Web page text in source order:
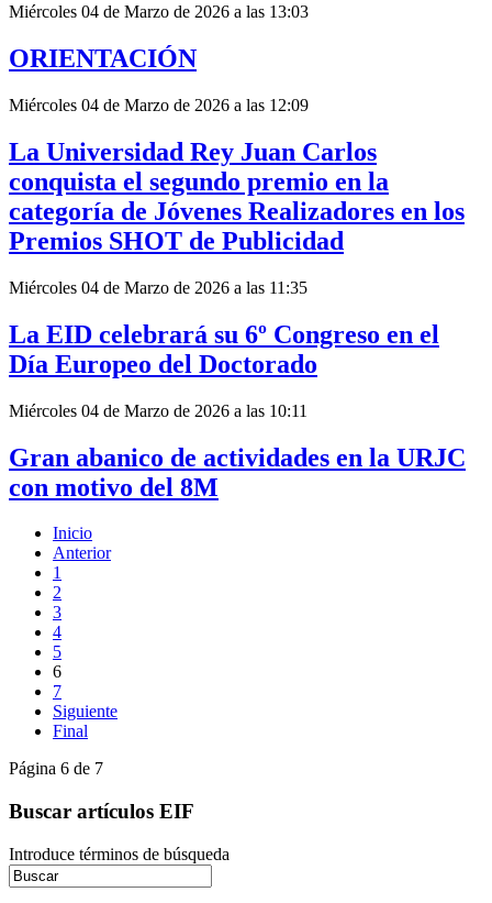
Miércoles 04 de Marzo de 2026 a las 13:03
ORIENTACIÓN
Miércoles 04 de Marzo de 2026 a las 12:09
La Universidad Rey Juan Carlos
conquista el segundo premio en la
categoría de Jóvenes Realizadores en los
Premios SHOT de Publicidad
Miércoles 04 de Marzo de 2026 a las 11:35
La EID celebrará su 6º Congreso en el
Día Europeo del Doctorado
Miércoles 04 de Marzo de 2026 a las 10:11
Gran abanico de actividades en la URJC
con motivo del 8M
Inicio
Anterior
1
2
3
4
5
6
7
Siguiente
Final
Página 6 de 7
Buscar artículos EIF
Introduce términos de búsqueda